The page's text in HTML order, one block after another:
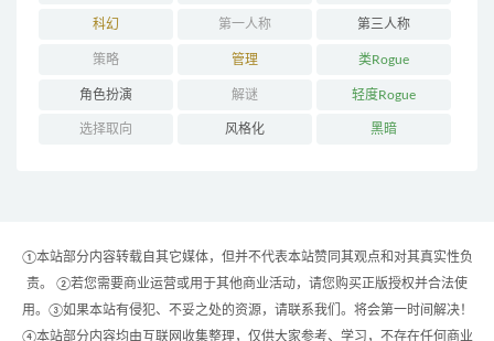
科幻 第一人称 第三人称
策略 管理 类Rogue
角色扮演 解谜 轻度Rogue
选择取向 风格化 黑暗
①本站部分内容转载自其它媒体，但并不代表本站赞同其观点和对其真实性负
责。 ②若您需要商业运营或用于其他商业活动，请您购买正版授权并合法使
用。③如果本站有侵犯、不妥之处的资源，请联系我们。将会第一时间解决！
④本站部分内容均由互联网收集整理，仅供大家参考、学习，不存在任何商业